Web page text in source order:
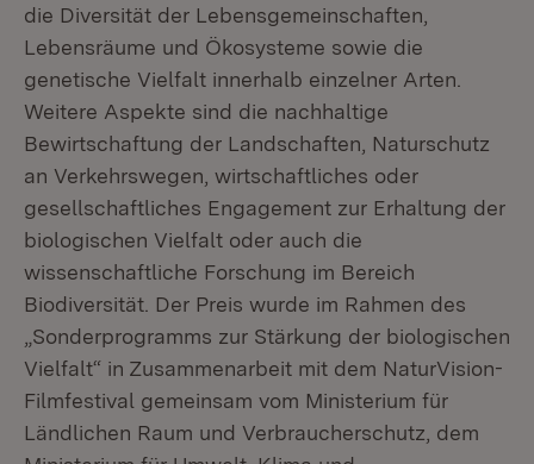
die Diversität der Lebensgemeinschaften,
Lebensräume und Ökosysteme sowie die
genetische Vielfalt innerhalb einzelner Arten.
Weitere Aspekte sind die nachhaltige
Bewirtschaftung der Landschaften, Naturschutz
an Verkehrswegen, wirtschaftliches oder
gesellschaftliches Engagement zur Erhaltung der
biologischen Vielfalt oder auch die
wissenschaftliche Forschung im Bereich
Biodiversität. Der Preis wurde im Rahmen des
„Sonderprogramms zur Stärkung der biologischen
Vielfalt“ in Zusammenarbeit mit dem NaturVision-
Filmfestival gemeinsam vom Ministerium für
Ländlichen Raum und Verbraucherschutz, dem